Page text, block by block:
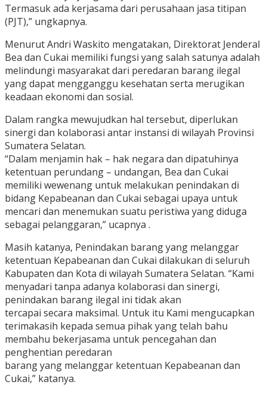
Termasuk ada kerjasama dari perusahaan jasa titipan
(PJT),” ungkapnya.
Menurut Andri Waskito mengatakan, Direktorat Jenderal
Bea dan Cukai memiliki fungsi yang salah satunya adalah
melindungi masyarakat dari peredaran barang ilegal
yang dapat mengganggu kesehatan serta merugikan
keadaan ekonomi dan sosial.
Dalam rangka mewujudkan hal tersebut, diperlukan
sinergi dan kolaborasi antar instansi di wilayah Provinsi
Sumatera Selatan.
“Dalam menjamin hak – hak negara dan dipatuhinya
ketentuan perundang – undangan, Bea dan Cukai
memiliki wewenang untuk melakukan penindakan di
bidang Kepabeanan dan Cukai sebagai upaya untuk
mencari dan menemukan suatu peristiwa yang diduga
sebagai pelanggaran,” ucapnya .
Masih katanya, Penindakan barang yang melanggar
ketentuan Kepabeanan dan Cukai dilakukan di seluruh
Kabupaten dan Kota di wilayah Sumatera Selatan. “Kami
menyadari tanpa adanya kolaborasi dan sinergi,
penindakan barang ilegal ini tidak akan
tercapai secara maksimal. Untuk itu Kami mengucapkan
terimakasih kepada semua pihak yang telah bahu
membahu bekerjasama untuk pencegahan dan
penghentian peredaran
barang yang melanggar ketentuan Kepabeanan dan
Cukai,” katanya.